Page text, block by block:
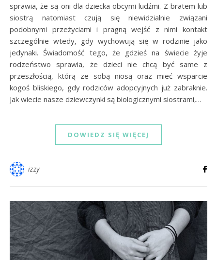
sprawia, że są oni dla dziecka obcymi ludźmi. Z bratem lub
siostrą natomiast czują się niewidzialnie związani
podobnymi przeżyciami i pragną wejść z nimi kontakt
szczególnie wtedy, gdy wychowują się w rodzinie jako
jedynaki. Świadomość tego, że gdzieś na świecie żyje
rodzeństwo sprawia, że dzieci nie chcą być same z
przeszłością, którą ze sobą niosą oraz mieć wsparcie
kogoś bliskiego, gdy rodziców adopcyjnych już zabraknie.
Jak wiecie nasze dziewczynki są biologicznymi siostrami,…
DOWIEDZ SIĘ WIĘCEJ
izzy